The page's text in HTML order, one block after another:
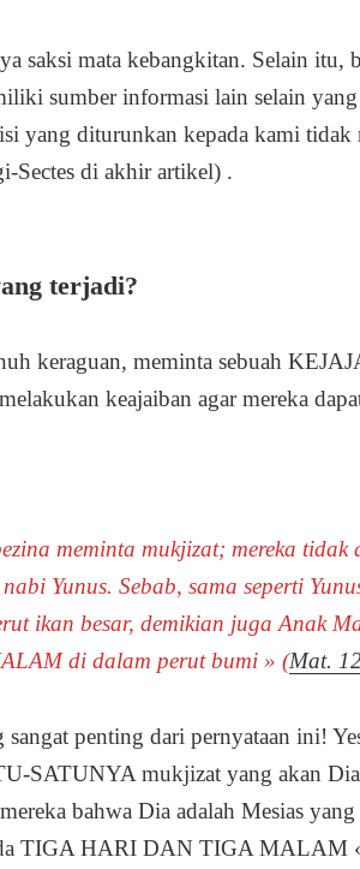
saksi mata kebangkitan. Selain itu,
sumber informasi lain selain
yang diturunkan kepada kami
Sectes di akhir artikel) .
terjadi?
keraguan, meminta sebuah
keajaiban agar mereka
meminta mukjizat; mereka tidak
Yunus. Sebab, sama seperti
ikan besar, demikian juga Anak
di dalam perut bumi » (Mat.
penting dari pernyataan ini!
SATUNYA mukjizat yang akan
bahwa Dia adalah Mesias
TIGA HARI DAN TIGA MALAM